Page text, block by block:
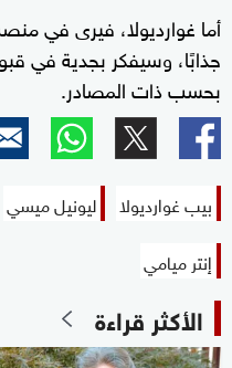
أما غوارديولا، فيرى في
جذابًا، وسيفكر بجدية في
بحسب ذات المصادر.
بيب غوارديولا ليونيل ميسي
إنتر ميامي
الأكثر قراءة